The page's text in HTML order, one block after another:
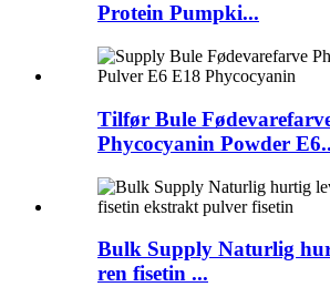
Protein Pumpki...
Tilfør Bule
Phycocyanin Powder
Bulk Supply Naturlig
ren fisetin ...